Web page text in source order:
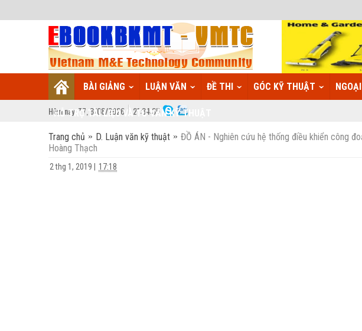
BÀI GIẢNG LUẬN VĂN ĐỀ THI GÓC KỸ THUẬT
HỖ TRỢ TÀI LIỆU VÀ TƯ VẤN KỸ THUẬT
Hôm nay: T7, 8/08/2026 21:34:36
Trang chủ D. Luận văn kỹ thuật
ĐỒ ÁN - Nghiên cứu hệ thống điều khiển công
Hoàng Thạch
2 thg 1, 2019 17:18